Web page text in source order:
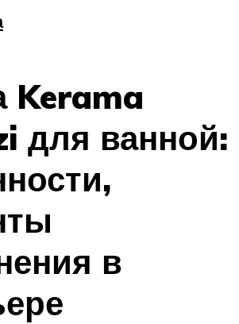
Kerama
для ванной:
в